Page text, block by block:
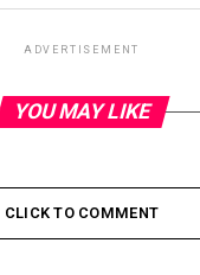
ADVERTISEMENT
YOU MAY LIKE
CLICK TO COMMENT